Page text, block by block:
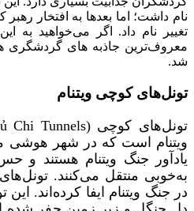
نام داشت؛ اما بعدها به افتخار
تغییر نام داد. اگر می‌خواهید به
معروف‌ترین جاذبه‌ های گردشگری
شد.
تونل‌های کوچی ویتنام
ویتنام است که در شهر هوشی
یادآور جنگ ویتنام هستند
به‌خوبی منتقل می‌کنند.
در جنگ ویتنام ایفا کرده‌اند.